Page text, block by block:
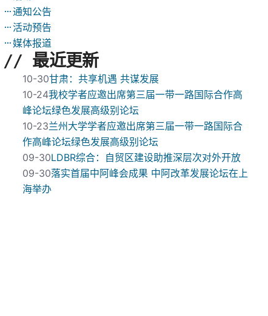
通知公告
活动预告
媒体报道
// 最近更新
10-30甘肃：共享机遇 共谋发展
10-24我校学者应邀出席第三届一带一路国际合作高
峰论坛绿色发展高级别论坛
10-23兰州大学学者应邀出席第三届一带一路国际合
作高峰论坛绿色发展高级别论坛
09-30LDBR综合：自贸区建设助推深层次对外开放
09-30落实首届中阿峰会成果 中阿改革发展论坛在上
海举办